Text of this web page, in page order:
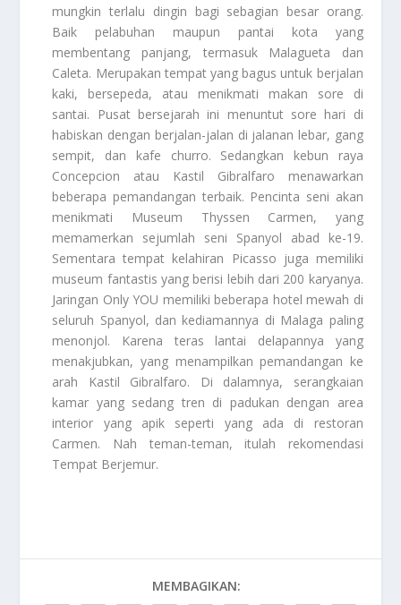
mungkin terlalu dingin bagi sebagian besar orang.
Baik pelabuhan maupun pantai kota yang
membentang panjang, termasuk Malagueta dan
Caleta. Merupakan tempat yang bagus untuk berjalan
kaki, bersepeda, atau menikmati makan sore di
santai. Pusat bersejarah ini menuntut sore hari di
habiskan dengan berjalan-jalan di jalanan lebar, gang
sempit, dan kafe churro. Sedangkan kebun raya
Concepcion atau Kastil Gibralfaro menawarkan
beberapa pemandangan terbaik. Pencinta seni akan
menikmati Museum Thyssen Carmen, yang
memamerkan sejumlah seni Spanyol abad ke-19.
Sementara tempat kelahiran Picasso juga memiliki
museum fantastis yang berisi lebih dari 200 karyanya.
Jaringan Only YOU memiliki beberapa hotel mewah di
seluruh Spanyol, dan kediamannya di Malaga paling
menonjol. Karena teras lantai delapannya yang
menakjubkan, yang menampilkan pemandangan ke
arah Kastil Gibralfaro. Di dalamnya, serangkaian
kamar yang sedang tren di padukan dengan area
interior yang apik seperti yang ada di restoran
Carmen. Nah teman-teman, itulah rekomendasi
Tempat Berjemur.
MEMBAGIKAN: